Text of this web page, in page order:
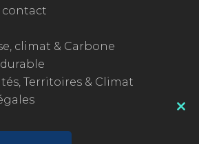
contact
climat & Carbone
Territoires & Climat